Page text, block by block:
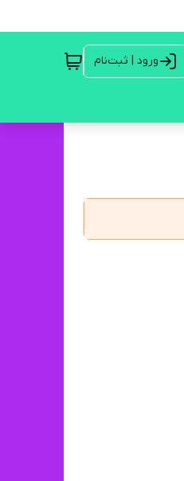
ورود | ثبت‌نام